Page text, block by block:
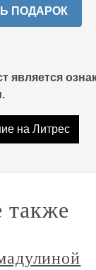
ПОДАРОК
является
на Литрес
также